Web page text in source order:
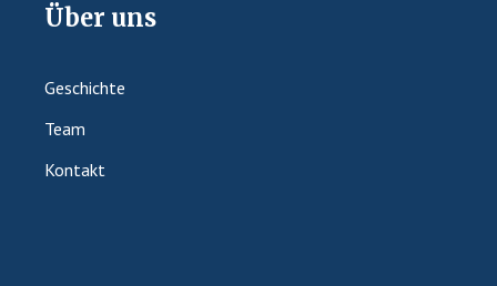
Über uns
Geschichte
Team
Kontakt